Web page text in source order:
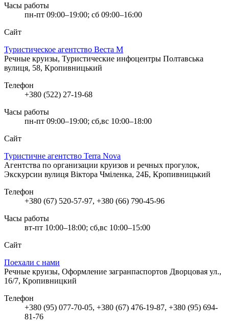
Часы работы
пн-пт 09:00–19:00; сб 09:00–16:00
Сайт
Туристическое агентство Веста М
Речные круизы, Туристические инфоцентры Полтавська
вулиця, 58, Кропивницький
Телефон
+380 (522) 27-19-68
Часы работы
пн-пт 09:00–19:00; сб,вс 10:00–18:00
Сайт
Туристичне агентство Terra Nova
Агентства по организации круизов и речных прогулок,
Экскурсии вулиця Віктора Чміленка, 24Б, Кропивницький
Телефон
+380 (67) 520-57-97, +380 (66) 790-45-96
Часы работы
вт-пт 10:00–18:00; сб,вс 10:00–15:00
Сайт
Поехали с нами
Речные круизы, Оформление загранпаспортов Дворцовая ул.,
16/7, Кропивницкий
Телефон
+380 (95) 077-70-05, +380 (67) 476-19-87, +380 (95) 694-
81-76